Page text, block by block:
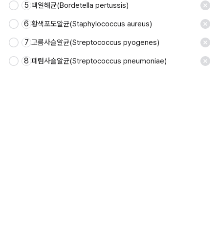
5 백일해균(Bordetella pertussis)
6 황색포도알균(Staphylococcus aureus)
7 고름사슬알균(Streptococcus pyogenes)
8 폐렴사슬알균(Streptococcus pneumoniae)